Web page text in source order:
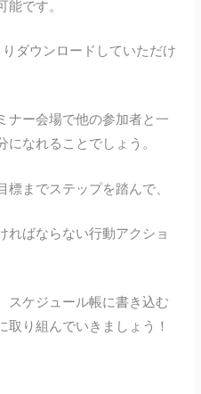
です。
ダウンロードしていただけ
ナー会場で他の参加者と一
なれることでしょう。
標までステップを踏んで、
ればならない行動アクショ
スケジュール帳に書き込む
取り組んでいきましょう！